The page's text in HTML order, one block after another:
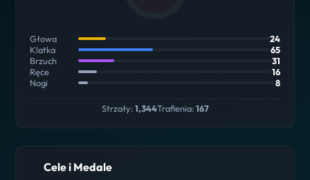
Głowa
24
Klatka
65
Brzuch
31
Ręce
16
Nogi
8
Strzały:1,344Trafienia:167
Cele i Medale